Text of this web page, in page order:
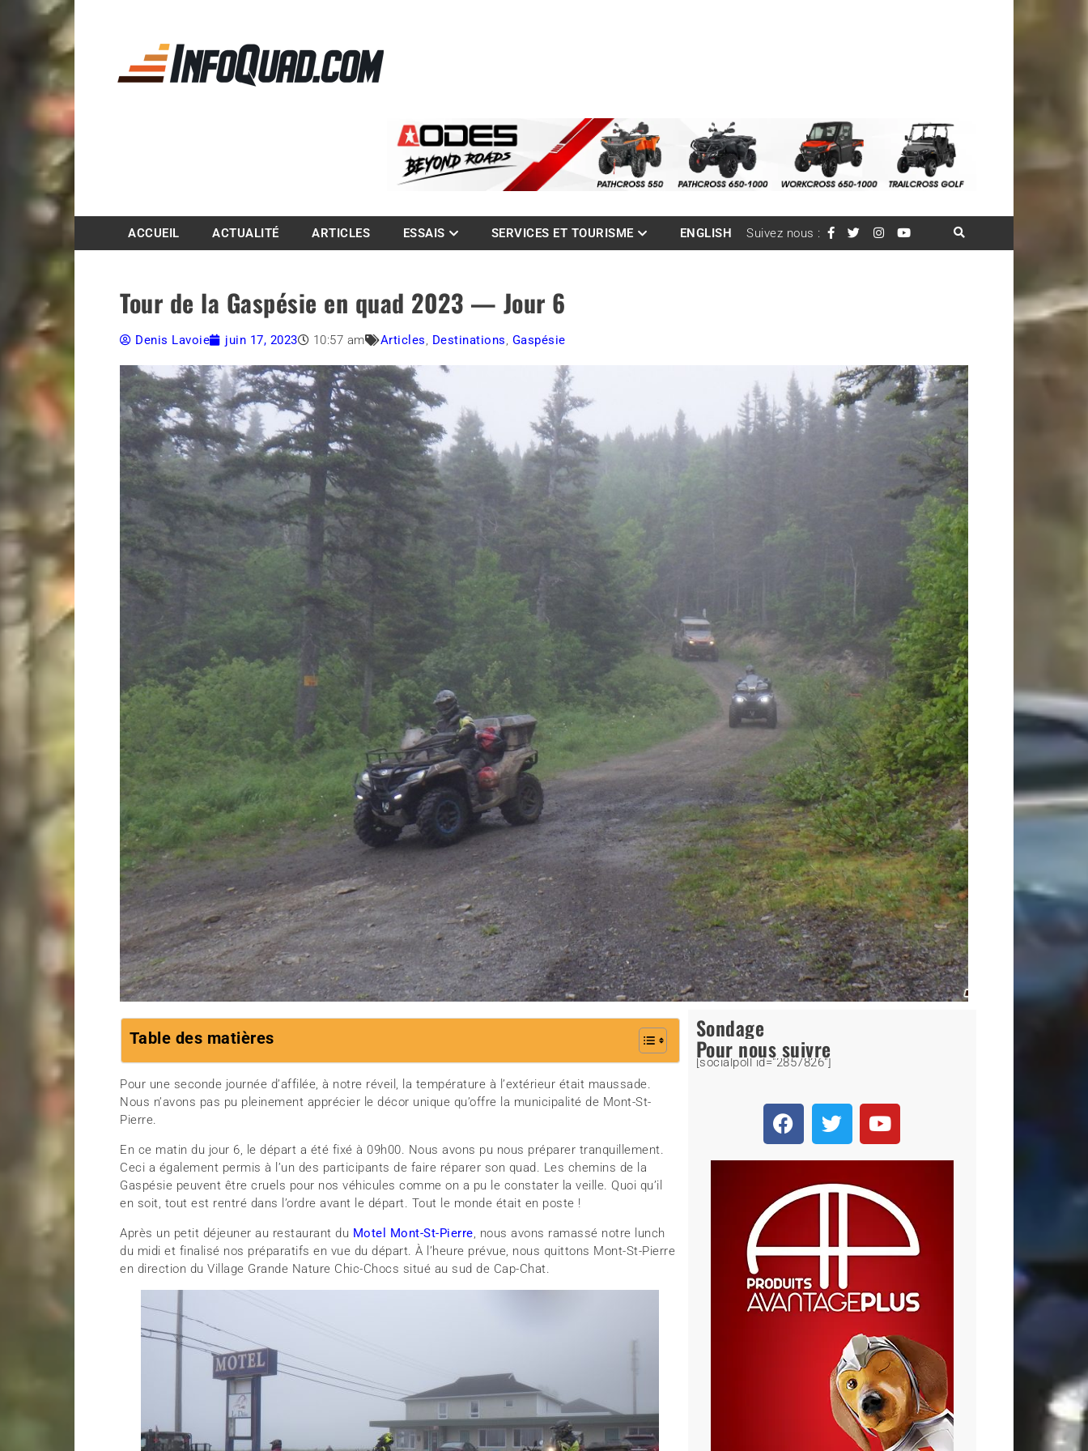
ACCUEIL ACTUALITÉ ARTICLES ESSAIS SERVICES ET TOURISME ENGLISH Suivez nous :
Tour de la Gaspésie en quad 2023 — Jour 6
Denis Lavoie juin 17, 2023 10:57 am Articles, Destinations, Gaspésie
Table des matières
Pour une seconde journée d’affilée, à notre réveil, la température à l’extérieur était maussade.
Nous n’avons pas pu pleinement apprécier le décor unique qu’offre la municipalité de Mont-St-
Pierre.
En ce matin du jour 6, le départ a été fixé à 09h00. Nous avons pu nous préparer tranquillement.
Ceci a également permis à l’un des participants de faire réparer son quad. Les chemins de la
Gaspésie peuvent être cruels pour nos véhicules comme on a pu le constater la veille. Quoi qu’il
en soit, tout est rentré dans l’ordre avant le départ. Tout le monde était en poste !
Après un petit déjeuner au restaurant du Motel Mont-St-Pierre, nous avons ramassé notre lunch
du midi et finalisé nos préparatifs en vue du départ. À l’heure prévue, nous quittons Mont-St-Pierre
en direction du Village Grande Nature Chic-Chocs situé au sud de Cap-Chat.
Sondage
[socialpoll id="2857826"]
Pour nous suivre